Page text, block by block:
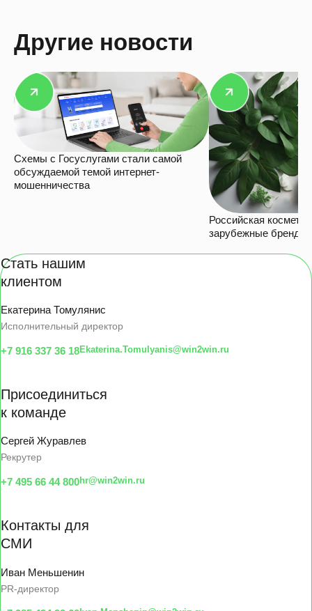
Другие новости
Схемы с Госуслугами стали самой
обсуждаемой темой интернет-
мошенничества
Российская
зарубежные бренды
Стать нашим
клиентом
Екатерина Томулянис
Исполнительный директор
+7 916 337 36 18Ekaterina.Tomulyanis@win2win.ru
Присоединиться
к команде
Сергей Журавлев
Рекрутер
+7 495 66 44 800hr@win2win.ru
Контакты для
СМИ
Иван Меньшенин
PR-директор